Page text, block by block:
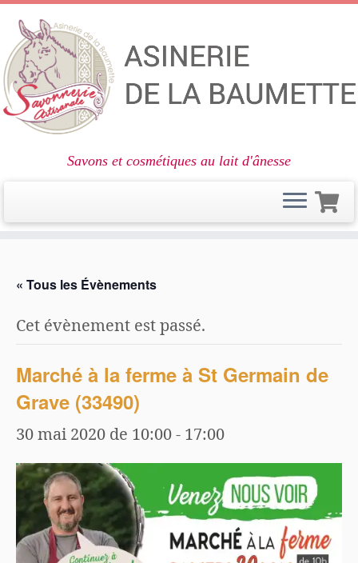
Savons et cosmétiques au lait d'ânesse
« Tous les Évènements
Cet évènement est passé.
Marché à la ferme à St Germain de
Grave (33490)
30 mai 2020 de 10:00- 17:00